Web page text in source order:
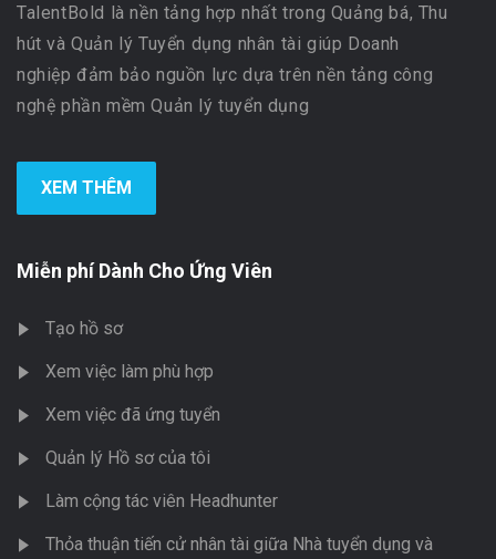
TalentBold là nền tảng hợp nhất trong Quảng bá, Thu
hút và Quản lý Tuyển dụng nhân tài giúp Doanh
nghiệp đảm bảo nguồn lực dựa trên nền tảng công
nghệ phần mềm Quản lý tuyển dụng
XEM THÊM
Miễn phí Dành Cho Ứng Viên
Tạo hồ sơ
Xem việc làm phù hợp
Xem việc đã ứng tuyển
Quản lý Hồ sơ của tôi
Làm cộng tác viên Headhunter
Thỏa thuận tiến cử nhân tài giữa Nhà tuyển dụng và